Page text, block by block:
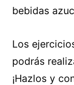
bebidas
Los
podrás
¡Hazlos y